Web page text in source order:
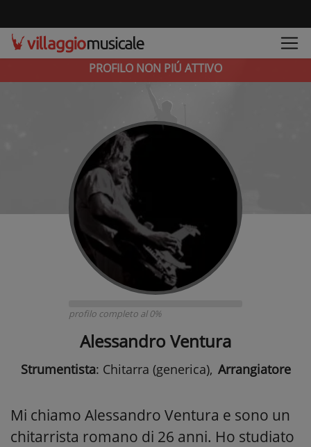
PROFILO NON PIÚ ATTIVO
profilo completo al 0%
Alessandro Ventura
Strumentista: Chitarra (generica), Arrangiatore
Mi chiamo Alessandro Ventura e sono un
chitarrista romano di 26 anni. Ho studiato